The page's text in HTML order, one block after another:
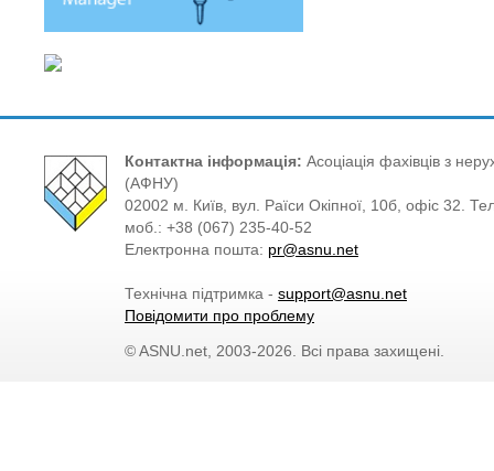
Контактна інформація: Асоціація фахівців з
(АФНУ)
02002 м. Київ, вул. Раїси Окіпної, 10б, офіс 32.
моб.: +38 (067) 235-40-52
Електронна пошта: pr@asnu.net
Технічна підтримка - support@asnu.net
Повідомити про проблему
© ASNU.net, 2003-2026. Всі права захищені.